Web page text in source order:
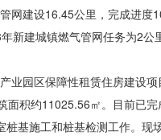
网建设16.45公里，完成进
新建城镇燃气管网任务为2
业园区保障性租赁住房建设
面积约11025.56㎡。目前已
基施工和桩基检测工作。